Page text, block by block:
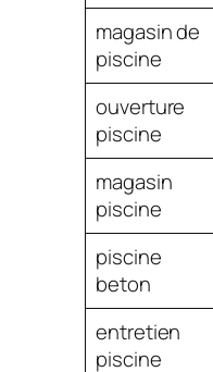
magasin de
piscine
ouverture
piscine
magasin
piscine
piscine
beton
entretien
piscine